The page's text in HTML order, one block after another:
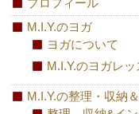
M.I.Y.のヨガ
ヨガについて
M.I.Y.のヨガレッ
M.I.Y.の整理・収納